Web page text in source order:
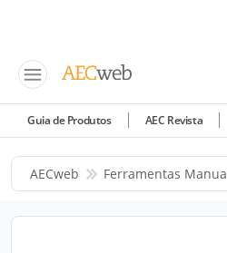
Guia de Produtos AEC Revista
AECweb Ferramentas